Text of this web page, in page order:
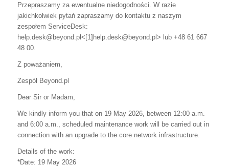
Przepraszamy za ewentualne niedogodności. W razie
jakichkolwiek pytań zapraszamy do kontaktu z naszym
zespołem ServiceDesk:
help.desk@beyond.pl<[1]help.desk@beyond.pl> lub +48 61 667
48 00.
Z poważaniem,
Zespół Beyond.pl
Dear Sir or Madam,
We kindly inform you that on 19 May 2026, between 12:00 a.m.
and 6:00 a.m., scheduled maintenance work will be carried out in
connection with an upgrade to the core network infrastructure.
Details of the work:
*Date: 19 May 2026